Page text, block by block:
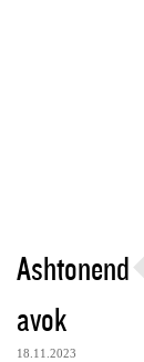
Ashtonend
avok
18.11.2023